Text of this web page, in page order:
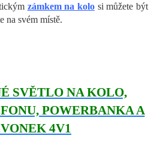
zámkem na kolo si můžete být
na svém místě.
SVĚTLO NA KOLO,
POWERBANKA A
4V1